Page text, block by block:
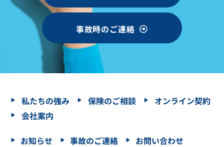
事故時のご連絡
私たちの強み 保険のご相談
オンライン契約
会社案内
お知らせ 事故のご連絡 お問い合わせ